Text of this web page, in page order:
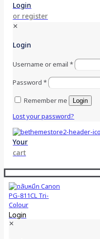
Login
or register
✕
Login
Username or email*
Password*
Remember me
Login
Lost your password?
Your
cart
Login
✕